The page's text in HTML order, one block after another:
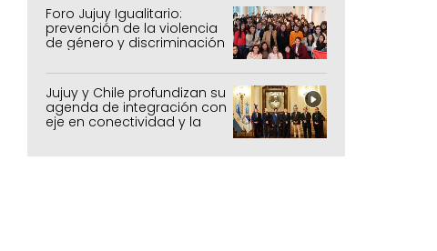
Foro Jujuy Igualitario:
prevención de la violencia
de género y discriminación
Jujuy y Chile profundizan su
agenda de integración con
eje en conectividad y la
mejora del Paso de Jama